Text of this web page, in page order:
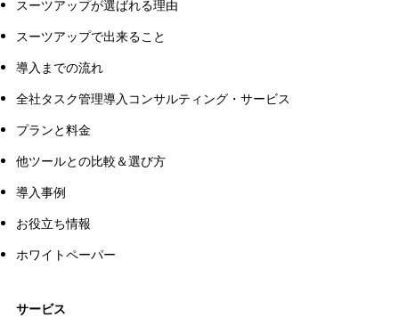
スーツアップが選ばれる理由
スーツアップで出来ること
導入までの流れ
全社タスク管理導入コンサルティング・サービス
プランと料金
他ツールとの比較＆選び方
導入事例
お役立ち情報
ホワイトペーパー
サービス